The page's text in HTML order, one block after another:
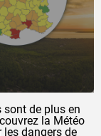
de plus en
la Météo
dangers de